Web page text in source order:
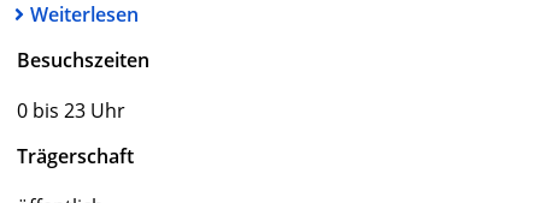
Weiterlesen
Besuchszeiten
0 bis 23 Uhr
Trägerschaft